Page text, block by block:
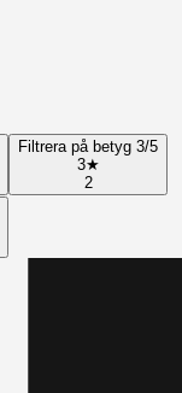
Filtrera på betyg 3/5
3★
2